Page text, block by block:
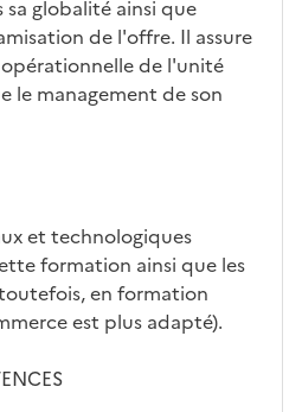
di
d
at
ur
globalité ainsi que
de l'offre. Il assure
de l'unité
le management de son
et technologiques
formation ainsi que les
en formation
est plus adapté).